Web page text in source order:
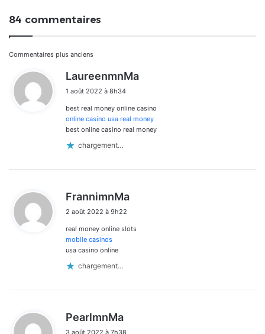
84 commentaires
Navigation
dans
les
commentaires
Commentaires plus anciens
LaureenmnMa
:
1 août 2022 à 8h34
best real money online casino
online casino usa real money
best online casino real money
chargement…
FrannimnMa
2 août 2022 à 9h22
real money online slots
mobile casinos
usa casino online
chargement…
PearlmnMa
3 août 2022 à 7h38